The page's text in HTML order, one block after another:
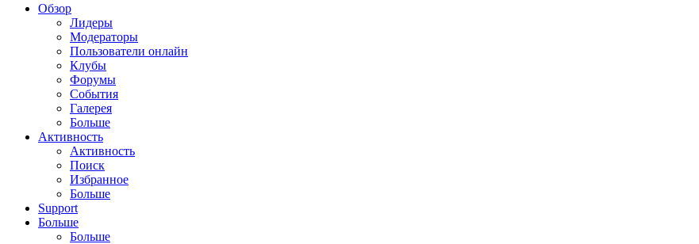
Обзор
Лидеры
Модераторы
Пользователи онлайн
Клубы
Форумы
События
Галерея
Больше
Активность
Активность
Поиск
Избранное
Больше
Support
Больше
Больше